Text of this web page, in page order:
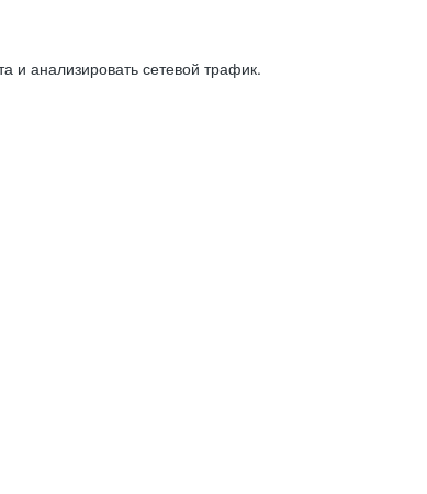
и анализировать сетевой трафик.